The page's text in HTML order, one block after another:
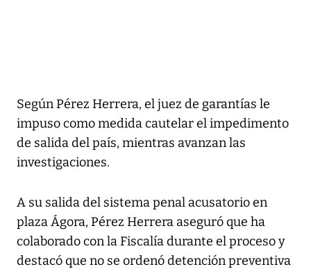
Según Pérez Herrera, el juez de garantías le
impuso como medida cautelar el impedimento
de salida del país, mientras avanzan las
investigaciones.
A su salida del sistema penal acusatorio en
plaza Ágora, Pérez Herrera aseguró que ha
colaborado con la Fiscalía durante el proceso y
destacó que no se ordenó detención preventiva